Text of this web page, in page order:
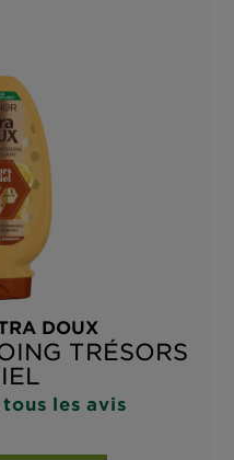
DOUX
TRÉSORS
sur les avis
les avis